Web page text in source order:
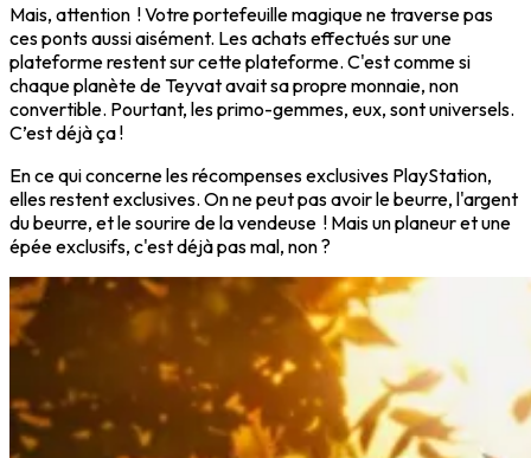
Mais, attention ! Votre portefeuille magique ne traverse pas
ces ponts aussi aisément. Les achats effectués sur une
plateforme restent sur cette plateforme. C'est comme si
chaque planète de Teyvat avait sa propre monnaie, non
convertible. Pourtant, les primo-gemmes, eux, sont universels.
C’est déjà ça !
En ce qui concerne les récompenses exclusives PlayStation,
elles restent exclusives. On ne peut pas avoir le beurre, l'argent
du beurre, et le sourire de la vendeuse ! Mais un planeur et une
épée exclusifs, c'est déjà pas mal, non ?